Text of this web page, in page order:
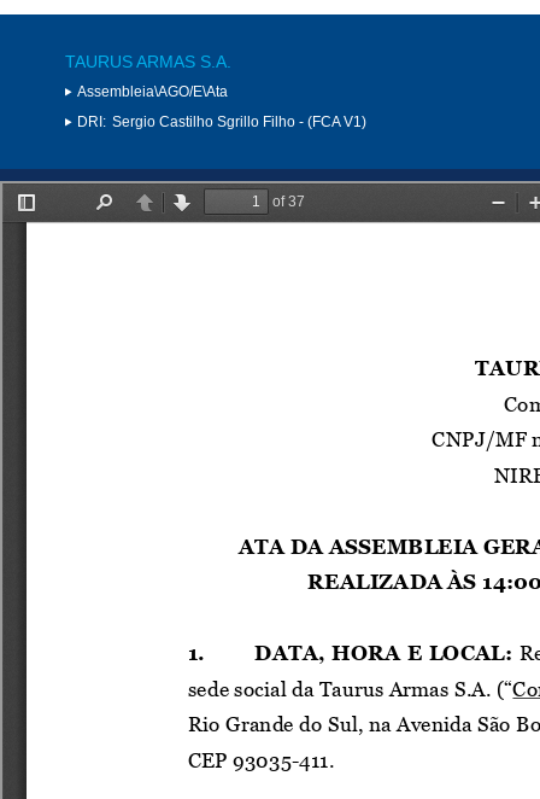
TAURUS ARMAS S.A.
Assembleia\AGO/E\Ata
DRI: Sergio Castilho Sgrillo Filho - (FCA V1)